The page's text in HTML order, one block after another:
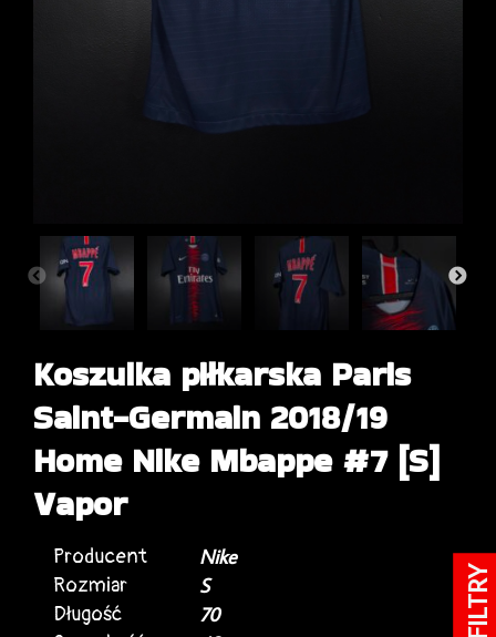
Koszulka piłkarska Paris
Saint-Germain 2018/19
Home Nike Mbappe #7 [S]
Vapor
Producent
Nike
Rozmiar
S
Długość
70
FILTRY